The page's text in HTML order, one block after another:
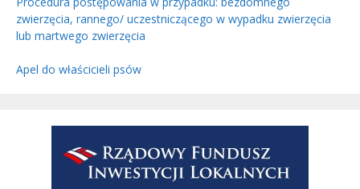
zwierzęcia, rannego/ uczestniczącego w wypadku zwierzęcia
lub martwego zwierzęcia
Apel do właścicieli psów